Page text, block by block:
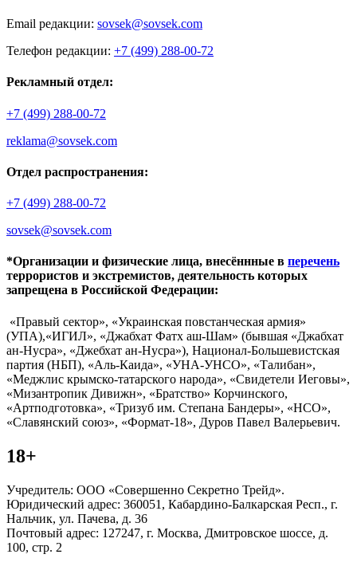
Email редакции: sovsek@sovsek.com
Телефон редакции: +7 (499) 288-00-72
Рекламный отдел:
+7 (499) 288-00-72
reklama@sovsek.com
Отдел распространения:
+7 (499) 288-00-72
sovsek@sovsek.com
*Организации и физические лица, внесённные в перечень
террористов и экстремистов, деятельность которых
запрещена в Российской Федерации:
«Правый сектор», «Украинская повстанческая армия»
(УПА),«ИГИЛ», «Джабхат Фатх аш-Шам» (бывшая «Джабхат
ан-Нусра», «Джебхат ан-Нусра»), Национал-Большевистская
партия (НБП), «Аль-Каида», «УНА-УНСО», «Талибан»,
«Меджлис крымско-татарского народа», «Свидетели Иеговы»,
«Мизантропик Дивижн», «Братство» Корчинского,
«Артподготовка», «Тризуб им. Степана Бандеры», «НСО»,
«Славянский союз», «Формат-18», Дуров Павел Валерьевич.
18+
Учредитель: ООО «Совершенно Секретно Трейд».
Юридический адрес: 360051, Кабардино-Балкарская Респ., г.
Нальчик, ул. Пачева, д. 36
Почтовый адрес: 127247, г. Москва, Дмитровское шоссе, д.
100, стр. 2